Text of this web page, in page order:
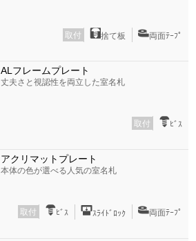
取付 捨て板 両面ﾃｰﾌﾟ
ALフレームプレート
丈夫さと視認性を両立した室名札
取付 ﾋﾞｽ
アクリマットプレート
本体の色が選べる人気の室名札
取付 ﾋﾞｽ ｽﾗｲﾄﾞﾛｯｸ 両面ﾃｰﾌﾟ